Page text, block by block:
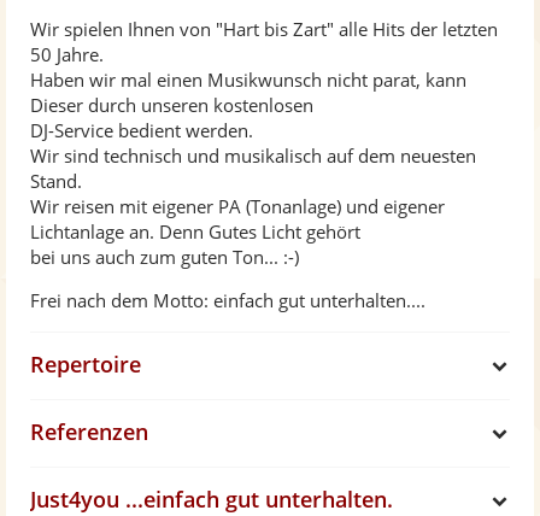
Wir spielen Ihnen von "Hart bis Zart" alle Hits der letzten
50 Jahre.
Haben wir mal einen Musikwunsch nicht parat, kann
Dieser durch unseren kostenlosen
DJ-Service bedient werden.
Wir sind technisch und musikalisch auf dem neuesten
Stand.
Wir reisen mit eigener PA (Tonanlage) und eigener
Lichtanlage an. Denn Gutes Licht gehört
bei uns auch zum guten Ton... :-)
Frei nach dem Motto: einfach gut unterhalten....
Repertoire
Referenzen
Just4you ...einfach gut unterhalten.